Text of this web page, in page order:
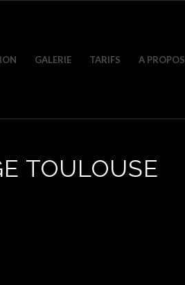
GALERIE TARIFS A PROPOS
TOULOUSE